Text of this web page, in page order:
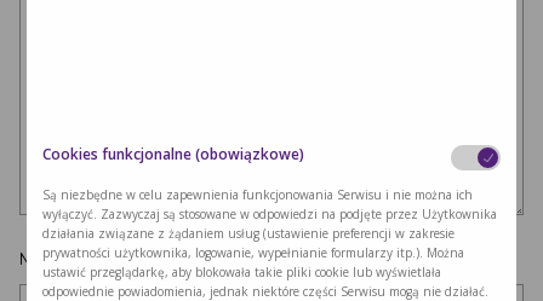
Nazwa*
Cookies funkcjonalne (obowiązkowe)
Są niezbędne w celu zapewnienia funkcjonowania Serwisu i nie można ich
wyłączyć. Zazwyczaj są stosowane w odpowiedzi na podjęte przez Użytkownika
działania związane z żądaniem usług (ustawienie preferencji w zakresie
prywatności użytkownika, logowanie, wypełnianie formularzy itp.). Można
ustawić przeglądarkę, aby blokowała takie pliki cookie lub wyświetlała
odpowiednie powiadomienia, jednak niektóre części Serwisu mogą nie działać.